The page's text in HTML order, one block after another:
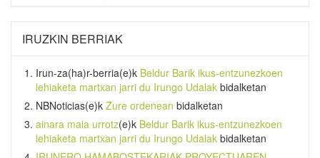
IRUZKIN BERRIAK
Irun-za(ha)r-berria(e)k Beldur Barik ikus-entzunezkoen
lehiaketa martxan jarri du Irungo Udalak bidalketan
NBNoticias(e)k Zure ordenean bidalketan
ainara maia urrotz(e)k Beldur Barik ikus-entzunezkoen
lehiaketa martxan jarri du Irungo Udalak bidalketan